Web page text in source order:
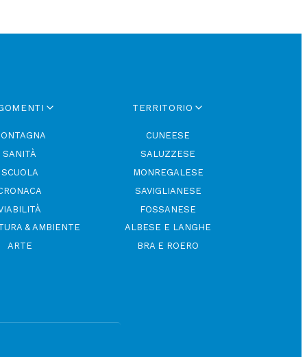
SANITÀ
SCUOLA
& AMBIENTE
ARTE
TERRITORIO
CUNEESE
SALUZZESE
MONREGALESE
SAVIGLIANESE
FOSSANESE
ALBESE E LANGHE
BRA E ROERO